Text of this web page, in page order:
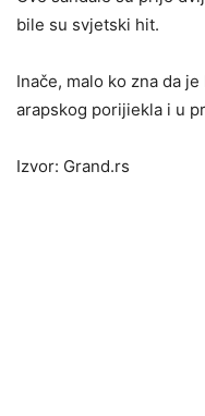
bile su svjetski hit.
Inače, malo ko zna da
arapskog porijiekla i u
Izvor: Grand.rs